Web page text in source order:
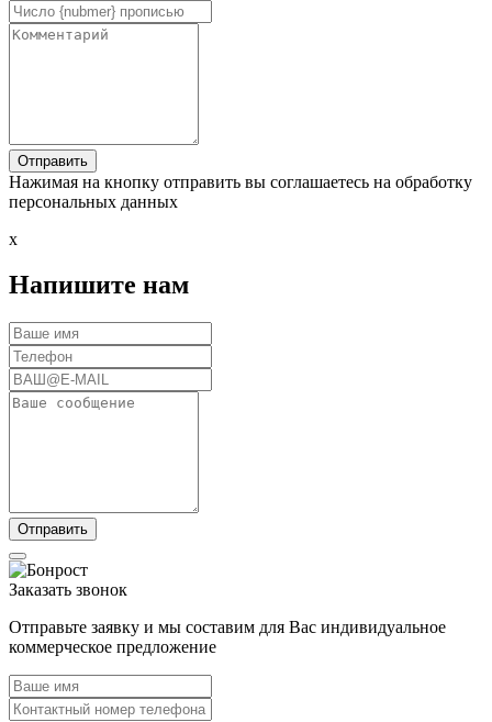
Нажимая на кнопку отправить вы соглашаетесь на обработку
персональных данных
x
Напишите нам
Заказать звонок
Отправьте заявку и мы составим для Вас индивидуальное
коммерческое предложение